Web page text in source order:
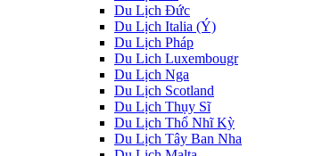
Du Lịch Đức
Du Lịch Italia (Ý)
Du Lịch Pháp
Du Lich Luxembougr
Du Lịch Nga
Du Lịch Scotland
Du Lịch Thụy Sĩ
Du Lịch Thổ Nhĩ Kỳ
Du Lịch Tây Ban Nha